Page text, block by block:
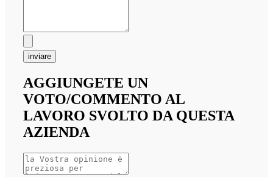
inviare
AGGIUNGETE UN
VOTO/COMMENTO AL
LAVORO SVOLTO DA QUESTA
AZIENDA